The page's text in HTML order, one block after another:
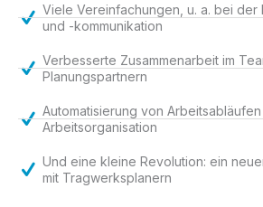
Viele Vereinfachungen, u. a. bei
und -kommunikation
Verbesserte Zusammenarbeit im
Planungspartnern
Automatisierung von
Arbeitsorganisation
Und eine kleine Revolution: ein
mit Tragwerksplanern